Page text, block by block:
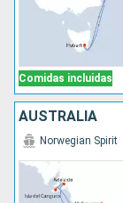
Comidas incluidas
AUSTRALIA
Norwegian Spirit